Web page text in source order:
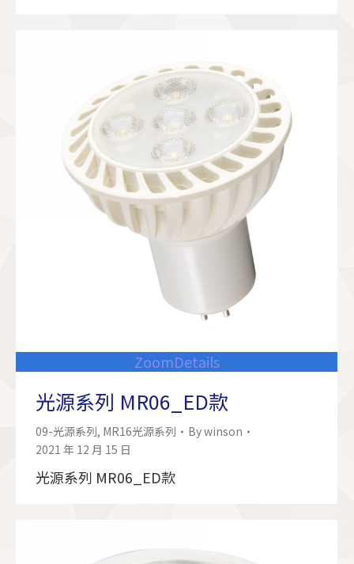
ZoomDetails
光源系列 MR06_ED款
09-光源系列, MR16光源系列 Bywinson
2021 年 12 月 15 日
光源系列 MR06_ED款